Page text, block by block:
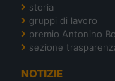
storia
gruppi di lavoro
premio Antonino
sezione
NOTIZIE